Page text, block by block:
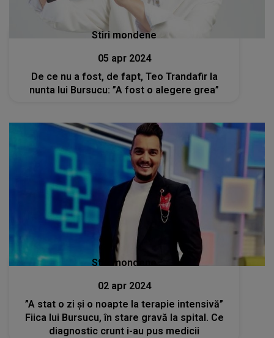
Stiri mondene
05 apr 2024
De ce nu a fost, de fapt, Teo Trandafir la
nunta lui Bursucu: ”A fost o alegere grea”
Stiri mondene
02 apr 2024
”A stat o zi și o noapte la terapie intensivă”
Fiica lui Bursucu, în stare gravă la spital. Ce
diagnostic crunt i-au pus medicii